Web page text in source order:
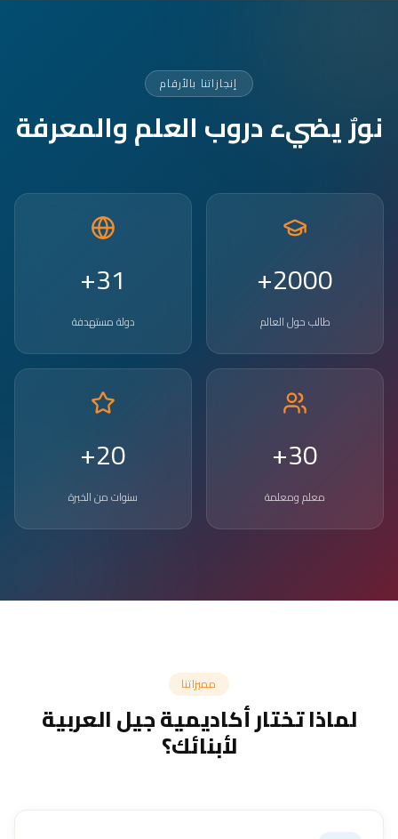
إنجازاتنا بالأرقام
نورٌ يضيء دروب العلم والمعرفة
2000+
طالب حول العالم
31+
دولة مستهدفة
30+
معلم ومعلمة
20+
سنوات من الخبرة
مميزاتنا
لماذا تختار أكاديمية جيل العربية
لأبنائك؟